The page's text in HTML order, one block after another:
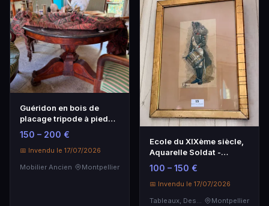
Guéridon en bois de
placage tripode à pieds
griffes - Mobilier Ancien
150 – 200 €
📅 Invendu le 17/07/2026
Mobilier Ancien
Montpellier
Ecole du XIXème siècle,
Aquarelle Soldat -
Tableau Historique
100 – 150 €
📅 Invendu le 17/07/2026
Tableaux, Dessins & Estampes
Montpellier